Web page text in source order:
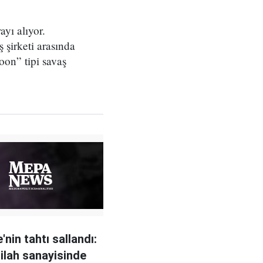
alıyor.
arasında
tipi savaş
tahtı sallandı:
sanayisinde